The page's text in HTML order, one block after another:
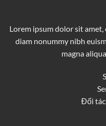
Lorem ipsum dolor sit
diam nonummy nibh
magna
Đối